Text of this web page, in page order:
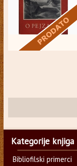
Kategorije knjiga
Bibliofilski primerci